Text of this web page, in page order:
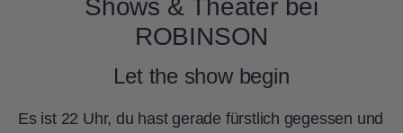
Shows & Theater bei
ROBINSON
Let the show begin
Es ist 22 Uhr, du hast gerade fürstlich gegessen und